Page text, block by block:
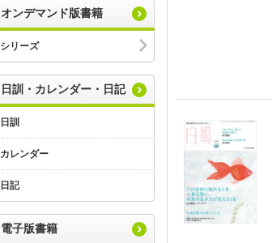
オンデマンド版書籍
シリーズ
日訓・カレンダー・日記
日訓
カレンダー
日記
電子版書籍